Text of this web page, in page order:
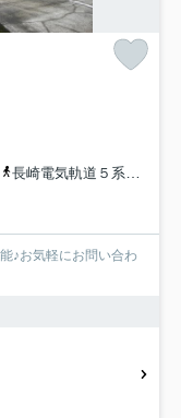
長崎電気軌道５系統「大浦天主堂」駅 徒歩51分
♪お気軽にお問い合わ